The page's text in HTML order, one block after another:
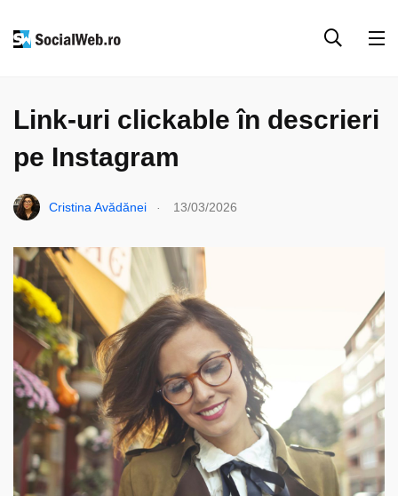
Link-uri clickable în descrieri
pe Instagram
Cristina Avădănei 13/03/2026